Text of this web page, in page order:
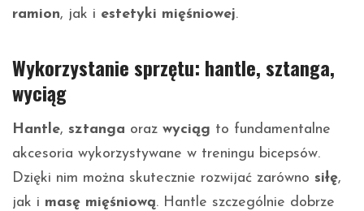
ramion, jak i estetyki mięśniowej.
Wykorzystanie sprzętu: hantle, sztanga,
wyciąg
Hantle, sztanga oraz wyciąg to fundamentalne
akcesoria wykorzystywane w treningu bicepsów.
Dzięki nim można skutecznie rozwijać zarówno siłę,
jak i masę mięśniową. Hantle szczególnie dobrze